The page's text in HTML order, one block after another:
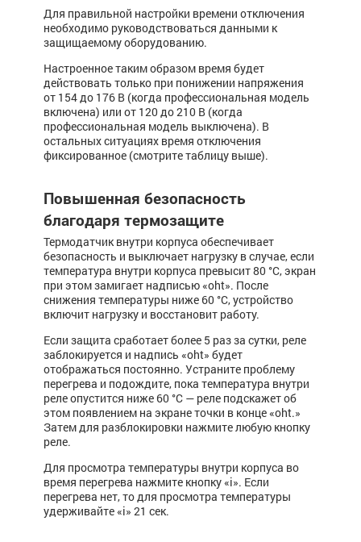
Для правильной настройки времени отключения
необходимо руководствоваться данными к
защищаемому оборудованию.
Настроенное таким образом время будет
действовать только при понижении напряжения
от 154 до 176 В (когда профессиональная модель
включена) или от 120 до 210 В (когда
профессиональная модель выключена). В
остальных ситуациях время отключения
фиксированное (смотрите таблицу выше).
Повышенная безопасность
благодаря термозащите
Термодатчик внутри корпуса обеспечивает
безопасность и выключает нагрузку в случае, если
температура внутри корпуса превысит 80 °С, экран
при этом замигает надписью «oht». После
снижения температуры ниже 60 °С, устройство
включит нагрузку и восстановит работу.
Если за­щита сра­­бо­та­ет более 5 раз за сутки, реле
заблокируется и надпись «oht» будет
отображаться постоянно. Устраните проблему
перегрева и подождите, пока температура внутри
реле опустится ниже 60 °С — реле подскажет об
этом появлением на экране точки в конце «oht.»
Затем для разблокировки нажмите любую кнопку
реле.
Для просмотра тем­пе­ратуры внутри корпуса во
время пе­ре­гре­ва наж­мите кнопку «i». Если
перегрева нет, то для просмотра температуры
удерживайте «i» 21 сек.